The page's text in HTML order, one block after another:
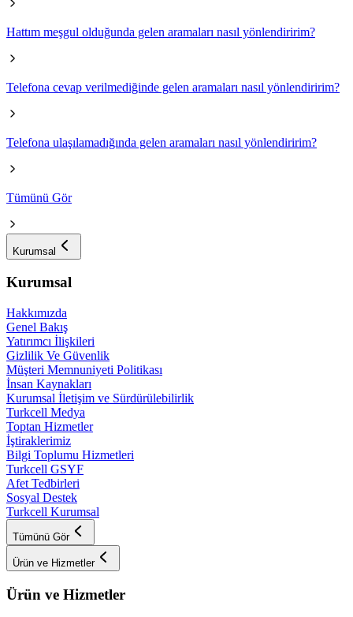
Hattım meşgul olduğunda gelen aramaları nasıl yönlendiririm?
Telefona cevap verilmediğinde gelen aramaları nasıl yönlendiririm?
Telefona ulaşılamadığında gelen aramaları nasıl yönlendiririm?
Tümünü Gör
Kurumsal
Kurumsal
Hakkımızda
Genel Bakış
Yatırımcı İlişkileri
Gizlilik Ve Güvenlik
Müşteri Memnuniyeti Politikası
İnsan Kaynakları
Kurumsal İletişim ve Sürdürülebilirlik
Turkcell Medya
Toptan Hizmetler
İştiraklerimiz
Bilgi Toplumu Hizmetleri
Turkcell GSYF
Afet Tedbirleri
Sosyal Destek
Turkcell Kurumsal
Tümünü Gör
Ürün ve Hizmetler
Ürün ve Hizmetler